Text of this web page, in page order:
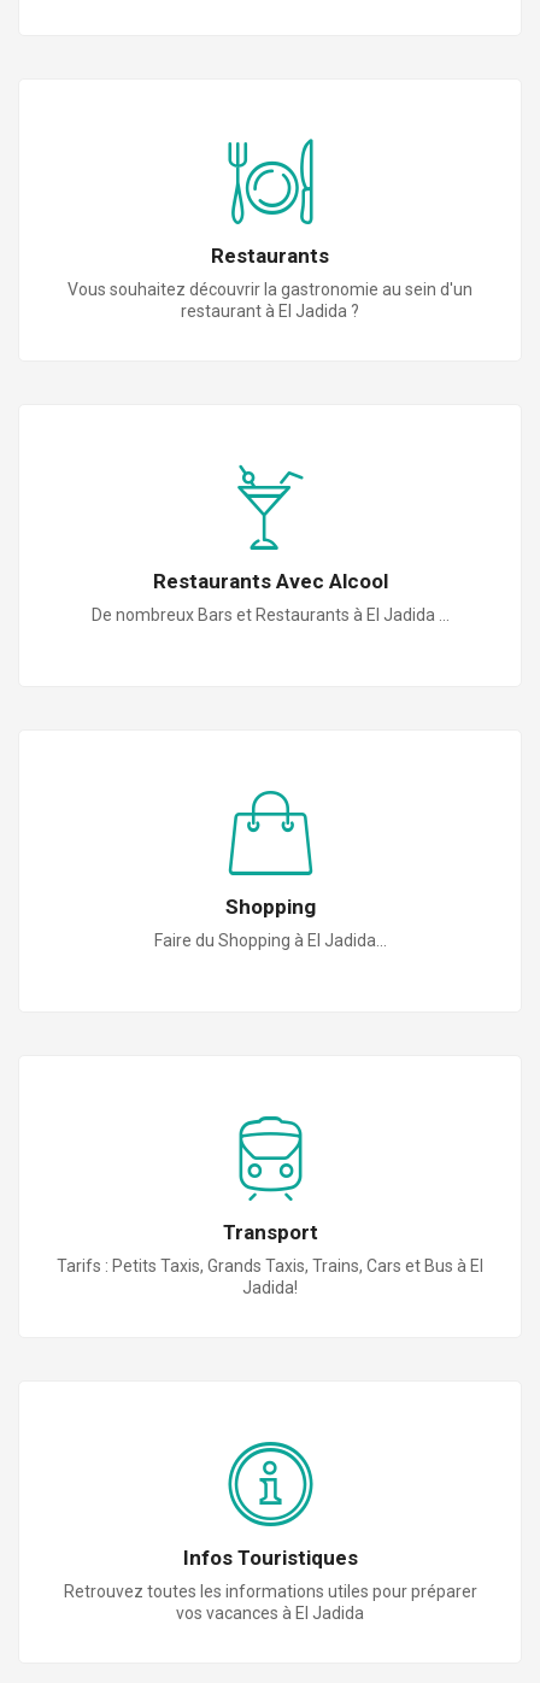
Restaurants
Vous souhaitez découvrir la gastronomie au sein d'un
restaurant à El Jadida ?
Restaurants Avec Alcool
De nombreux Bars et Restaurants à El Jadida ...
Shopping
Faire du Shopping à El Jadida...
Transport
Tarifs : Petits Taxis, Grands Taxis, Trains, Cars et Bus à El
Jadida!
Infos Touristiques
Retrouvez toutes les informations utiles pour préparer
vos vacances à El Jadida